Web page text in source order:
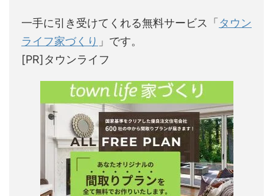
一手に引き受けてくれる無料サービス「 タウン
ライフ家づくり 」です。
[PR]タウンライフ